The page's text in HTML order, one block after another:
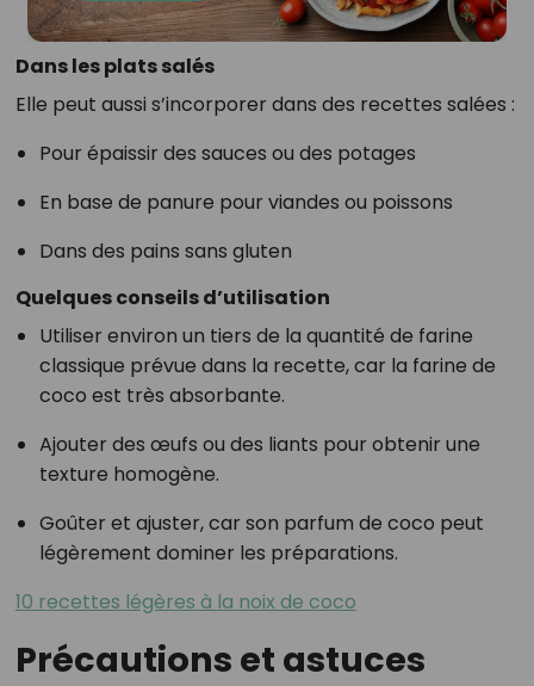
Dans les plats salés
Elle peut aussi s’incorporer dans des recettes salées :
Pour épaissir des sauces ou des potages
En base de panure pour viandes ou poissons
Dans des pains sans gluten
Quelques conseils d’utilisation
Utiliser environ un tiers de la quantité de farine
classique prévue dans la recette, car la farine de
coco est très absorbante.
Ajouter des œufs ou des liants pour obtenir une
texture homogène.
Goûter et ajuster, car son parfum de coco peut
légèrement dominer les préparations.
10 recettes légères à la noix de coco
Précautions et astuces